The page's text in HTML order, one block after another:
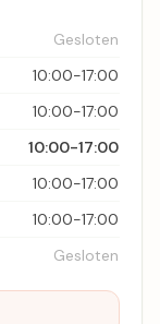
Gesloten
10:00-17:00
10:00-17:00
10:00-17:00
10:00-17:00
10:00-17:00
Gesloten